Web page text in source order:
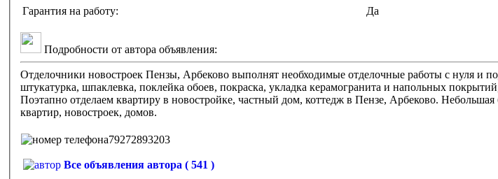
Гарантия на работу: Да
Подробности от автора объявления:
Отделочники новостроек Пензы, Арбеково выполнят необходимые отделочные работы с нуля и
штукатурка, шпаклевка, поклейка обоев, покраска, укладка керамогранита и напольных
Поэтапно отделаем квартиру в новостройке, частный дом, коттедж в Пензе, Арбеково.
квартир, новостроек, домов.
79272893203
Все объявления автора ( 541 )